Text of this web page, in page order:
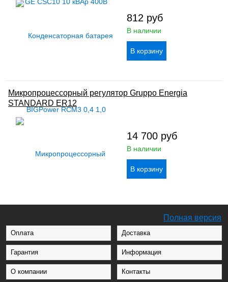
812 руб
В наличии
Микропроцессорный регулятор Gruppo Energia
STANDARD ER12
14 700 руб
В наличии
Полная версия
Оплата Доставка
Гарантия Информация
О компании Контакты